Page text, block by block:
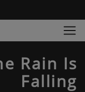
Rain Is
Falling